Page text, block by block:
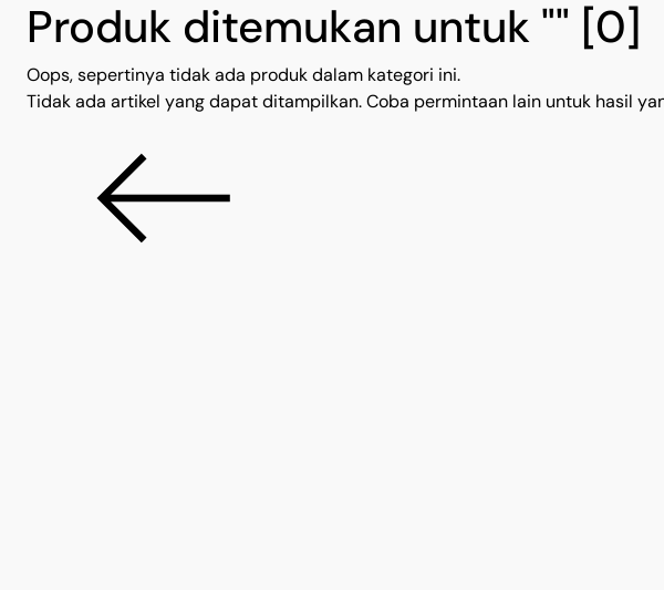
Produk ditemukan untuk "" [0]
Oops, sepertinya tidak ada produk dalam kategori ini.
Tidak ada artikel yang dapat ditampilkan. Coba permintaan lain untuk hasil